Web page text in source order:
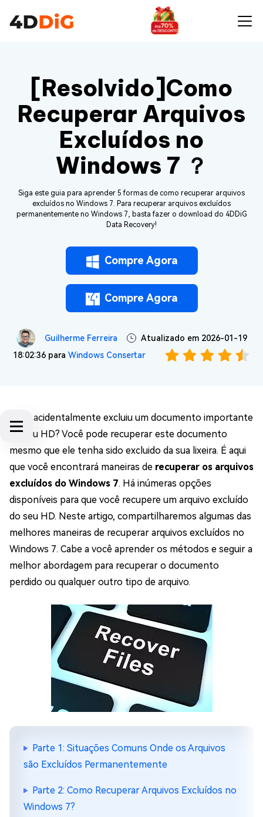
[Resolvido]Como
Recuperar Arquivos
Excluídos no
Windows 7 ？
Siga este guia para aprender 5 formas de como recuperar arquivos
excluídos no Windows 7. Para recuperar arquivos excluídos
permanentemente no Windows 7, basta fazer o download do 4DDiG
Data Recovery!
Compre Agora
Compre Agora
Guilherme Ferreira
Atualizado em 2026-01-19
18:02:36 para Windows Consertar
Você acidentalmente excluiu um documento importante
do seu HD? Você pode recuperar este documento
mesmo que ele tenha sido excluido da sua lixeira. É aqui
que você encontrará maneiras de recuperar os arquivos
excluídos do Windows 7. Há inúmeras opções
disponíveis para que você recupere um arquivo excluído
do seu HD. Neste artigo, compartilharemos algumas das
melhores maneiras de recuperar arquivos excluídos no
Windows 7. Cabe a você aprender os métodos e seguir a
melhor abordagem para recuperar o documento
perdido ou qualquer outro tipo de arquivo.
Parte 1: Situações Comuns Onde os Arquivos
são Excluídos Permanentemente
Parte 2: Como Recuperar Arquivos Excluídos no
Windows 7?